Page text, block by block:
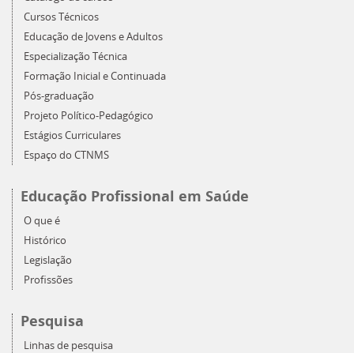
Cursos Técnicos
Educação de Jovens e Adultos
Especialização Técnica
Formação Inicial e Continuada
Pós-graduação
Projeto Político-Pedagógico
Estágios Curriculares
Espaço do CTNMS
Educação Profissional em Saúde
O que é
Histórico
Legislação
Profissões
Pesquisa
Linhas de pesquisa